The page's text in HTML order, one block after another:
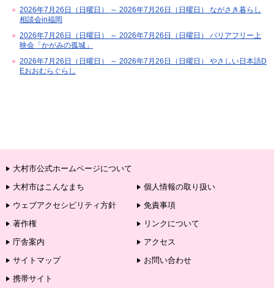
2026年7月26日（日曜日） ～ 2026年7月26日（日曜日） ながさき暮らし
相談会in福岡
2026年7月26日（日曜日） ～ 2026年7月26日（日曜日） バリアフリー上
映会「かがみの孤城」
2026年7月26日（日曜日） ～ 2026年7月26日（日曜日） やさしい日本語D
Eおおむらぐらし
大村市公式ホームページについて
大村市はこんなまち
個人情報の取り扱い
ウェブアクセシビリティ方針
免責事項
著作権
リンクについて
庁舎案内
アクセス
サイトマップ
お問い合わせ
携帯サイト